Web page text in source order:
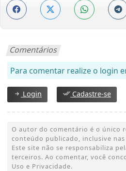
Comentários
Para comentar realize o login
Login Cadastre-se
O autor do comentário é o único
conteúdo publicado, inclusive
Este site não se responsabiliza
terceiros. Ao comentar, você
Uso e Privacidade.